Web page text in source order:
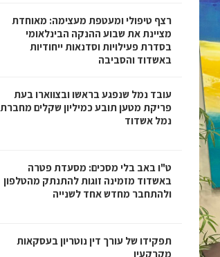
רצף טיפולי ומעטפת מעצימה: מאוחדת
מציינת את שבוע ההנקה הבינלאומי
בסדרת פעילויות וסדנאות ייחודיות
באשדוד והסביבה
עובד נמל שנפגע בראשו ובצווארו בעת
פריקת מטען תובע כמיליון שקלים מחברת
נמל אשדוד
ט"ו באב בלי מסכים: מסעדת פטרה
באשדוד מזמינה זוגות להתנתק מהטלפון
ולהתחבר מחדש אחד לשנייה
תפקידו של עורך דין נוטריון בעסקאות
מקרקעין